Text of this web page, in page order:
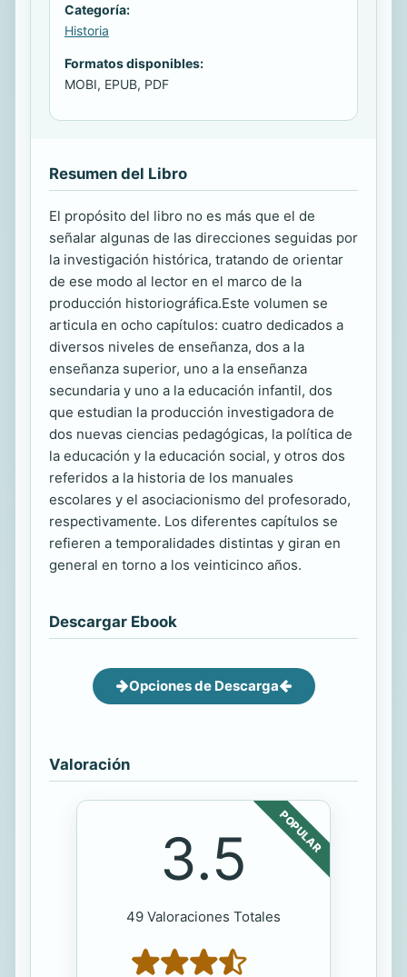
Categoría:
Historia
Formatos disponibles:
MOBI, EPUB, PDF
Resumen del Libro
El propósito del libro no es más que el de
señalar algunas de las direcciones seguidas por
la investigación histórica, tratando de orientar
de ese modo al lector en el marco de la
producción historiográfica.Este volumen se
articula en ocho capítulos: cuatro dedicados a
diversos niveles de enseñanza, dos a la
enseñanza superior, uno a la enseñanza
secundaria y uno a la educación infantil, dos
que estudian la producción investigadora de
dos nuevas ciencias pedagógicas, la política de
la educación y la educación social, y otros dos
referidos a la historia de los manuales
escolares y el asociacionismo del profesorado,
respectivamente. Los diferentes capítulos se
refieren a temporalidades distintas y giran en
general en torno a los veinticinco años.
Descargar Ebook
Opciones de Descarga
Valoración
POPULAR
3.5
49 Valoraciones Totales